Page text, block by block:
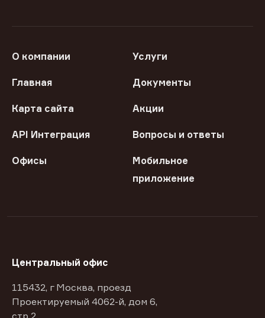
О компании Услуги
Главная Документы
Карта сайта Акции
API Интеграция Вопросы и ответы
Офисы
Мобильное
приложение
Центральный офис
115432, г Москва, проезд
Проектируемый 4062-й, дом 6,